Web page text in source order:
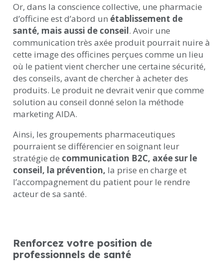
Or, dans la conscience collective, une pharmacie
d’officine est d’abord un établissement de
santé, mais aussi de conseil. Avoir une
communication très axée produit pourrait nuire à
cette image des officines perçues comme un lieu
où le patient vient chercher une certaine sécurité,
des conseils, avant de chercher à acheter des
produits. Le produit ne devrait venir que comme
solution au conseil donné selon la méthode
marketing AIDA.
Ainsi, les groupements pharmaceutiques
pourraient se différencier en soignant leur
stratégie de communication B2C, axée sur le
conseil, la prévention, la prise en charge et
l’accompagnement du patient pour le rendre
acteur de sa santé.
Renforcez votre position de
professionnels de santé